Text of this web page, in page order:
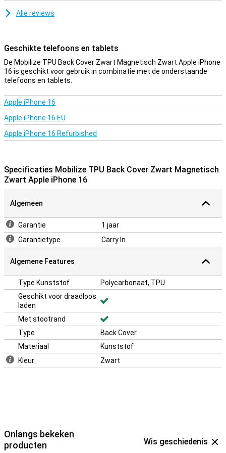
Alle reviews
Geschikte telefoons en tablets
De Mobilize TPU Back Cover Zwart Magnetisch Zwart Apple iPhone
16 is geschikt voor gebruik in combinatie met de onderstaande
telefoons en tablets.
Apple iPhone 16
Apple iPhone 16 EU
Apple iPhone 16 Refurbished
Specificaties Mobilize TPU Back Cover Zwart Magnetisch
Zwart Apple iPhone 16
Algemeen
Garantie
1 jaar
Garantietype
Carry In
Algemene Features
Type Kunststof
Polycarbonaat, TPU
Geschikt voor draadloos
laden
Met stootrand
Type
Back Cover
Materiaal
Kunststof
Kleur
Zwart
Onlangs bekeken
producten
Wis geschiedenis